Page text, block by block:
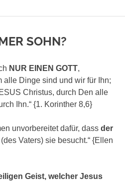
SOHN?
NUR EINEN GOTT,
alle Dinge sind und wir für Ihn;
Christus, durch Den alle
Ihn.“ {1. Korinther 8,6}
unvorbereitet dafür, dass der
(des Vaters) sie besucht.“ {Ellen
Geist, welcher Jesus